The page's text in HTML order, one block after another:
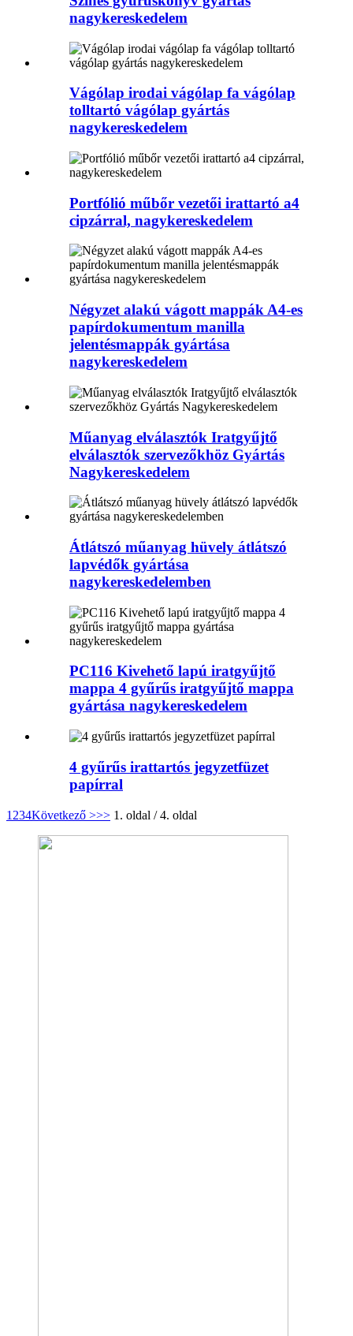
nagykereskedelem
Vágólap irodai vágólap fa vágólap
tolltartó vágólap gyártás
nagykereskedelem
Portfólió műbőr vezetői irattartó a4
cipzárral, nagykereskedelem
Négyzet alakú vágott mappák A4-es
papírdokumentum manilla
jelentésmappák gyártása
nagykereskedelem
Műanyag elválasztók Iratgyűjtő
elválasztók szervezőkhöz Gyártás
Nagykereskedelem
Átlátszó műanyag hüvely átlátszó
lapvédők gyártása
nagykereskedelemben
PC116 Kivehető lapú iratgyűjtő
mappa 4 gyűrűs iratgyűjtő mappa
gyártása nagykereskedelem
4 gyűrűs irattartós jegyzetfüzet
papírral
1 234Következő >>> 1. oldal / 4. oldal